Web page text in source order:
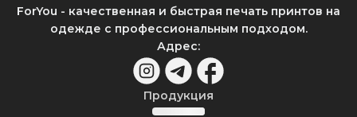
ForYou - качественная и быстрая печать принтов на
одежде с профессиональным подходом.
Адрес:
Продукция